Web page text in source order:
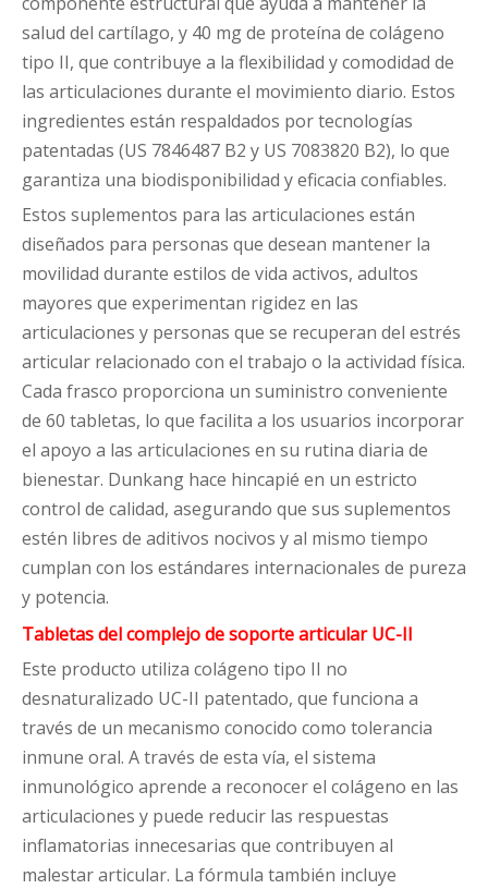
salud del cartílago, y 40 mg de proteína de colágeno
tipo II, que contribuye a la flexibilidad y comodidad de
las articulaciones durante el movimiento diario. Estos
ingredientes están respaldados por tecnologías
patentadas (US 7846487 B2 y US 7083820 B2), lo que
garantiza una biodisponibilidad y eficacia confiables.
Estos suplementos para las articulaciones están
diseñados para personas que desean mantener la
movilidad durante estilos de vida activos, adultos
mayores que experimentan rigidez en las
articulaciones y personas que se recuperan del estrés
articular relacionado con el trabajo o la actividad física.
Cada frasco proporciona un suministro conveniente
de 60 tabletas, lo que facilita a los usuarios incorporar
el apoyo a las articulaciones en su rutina diaria de
bienestar. Dunkang hace hincapié en un estricto
control de calidad, asegurando que sus suplementos
estén libres de aditivos nocivos y al mismo tiempo
cumplan con los estándares internacionales de pureza
y potencia.
Tabletas del complejo de soporte articular UC-II
Este producto utiliza colágeno tipo II no
desnaturalizado UC-II patentado, que funciona a
través de un mecanismo conocido como tolerancia
inmune oral. A través de esta vía, el sistema
inmunológico aprende a reconocer el colágeno en las
articulaciones y puede reducir las respuestas
inflamatorias innecesarias que contribuyen al
malestar articular. La fórmula también incluye